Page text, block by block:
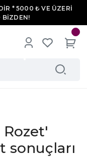
* 5000 ₺ VE ÜZERİ
BİZDEN!
Rozet'
sonuçları